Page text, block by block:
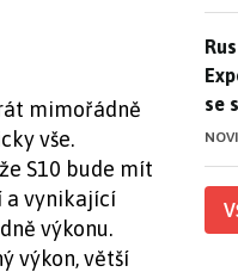
mimořádně
vše.
S10 bude mít
a vynikající
výkonu.
výkon, větší
se